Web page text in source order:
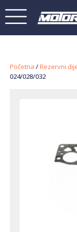
Početna /Rezervni
024/028/032